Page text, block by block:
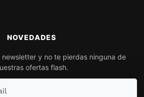
NOVEDADES
y no te pierdas ninguna de
ofertas flash.